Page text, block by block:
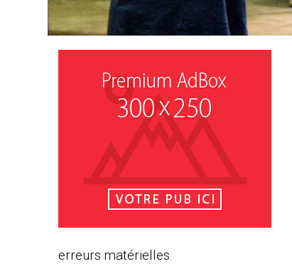
erreurs matérielles.